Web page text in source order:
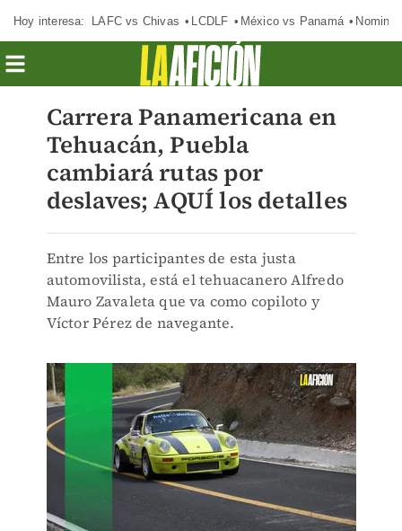
Hoy interesa: LAFC vs Chivas LCDLF México vs Panamá
Carrera Panamericana en
Tehuacán, Puebla
cambiará rutas por
deslaves; AQUÍ los detalles
Entre los participantes de esta justa
automovilista, está el tehuacanero Alfredo
Mauro Zavaleta que va como copiloto y
Víctor Pérez de navegante.